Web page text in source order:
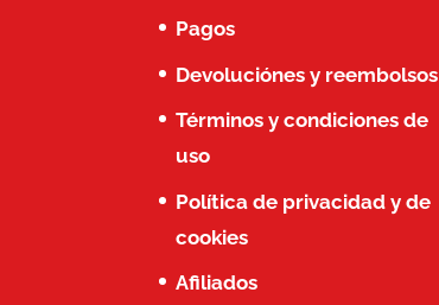
Pagos
Devoluciónes y reembolsos
Términos y condiciones de
uso
Política de privacidad y de
cookies
Afiliados